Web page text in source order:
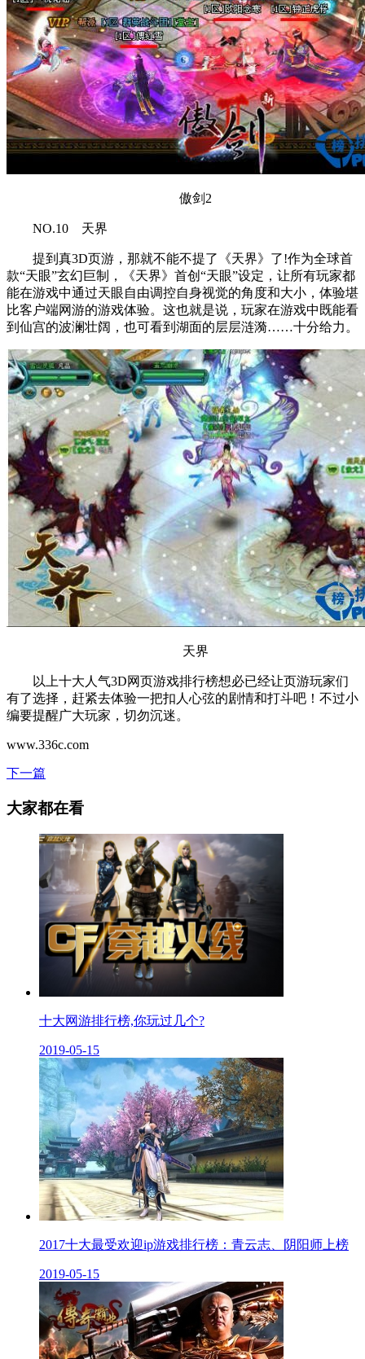
傲剑2
NO.10 天界
提到真3D页游，那就不能不提了《天界》了!作为全球首
款“天眼”玄幻巨制，《天界》首创“天眼”设定，让所有玩家都
能在游戏中通过天眼自由调控自身视觉的角度和大小，体验堪
比客户端网游的游戏体验。这也就是说，玩家在游戏中既能看
到仙宫的波澜壮阔，也可看到湖面的层层涟漪……十分给力。
天界
以上十大人气3D网页游戏排行榜想必已经让页游玩家们
有了选择，赶紧去体验一把扣人心弦的剧情和打斗吧！不过小
编要提醒广大玩家，切勿沉迷。
www.336c.com
下一篇
大家都在看
十大网游排行榜,你玩过几个?
2019-05-15
2017十大最受欢迎ip游戏排行榜：青云志、阴阳师上榜
2019-05-15